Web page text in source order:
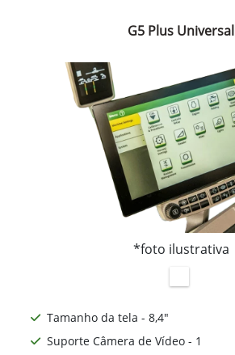
G5 Plus Universal
*foto ilustrativa
Tamanho da tela - 8,4"
Suporte Câmera de Vídeo - 1